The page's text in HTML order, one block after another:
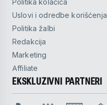
Politika kolačića
Uslovi i odredbe korišćenja
Politika žalbi
Redakcija
Marketing
Affiliate
EKSKLUZIVNI PARTNERI